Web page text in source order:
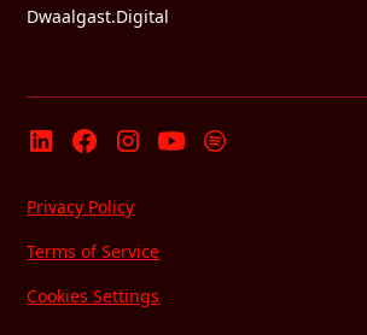
Dwaalgast.Digital
Privacy Policy
Terms of Service
Cookies Settings